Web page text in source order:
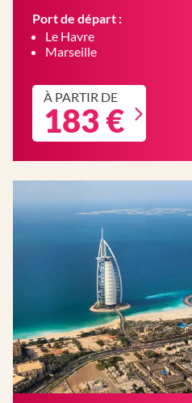
Port de départ :
Le Havre
Marseille
À PARTIR DE
183 €